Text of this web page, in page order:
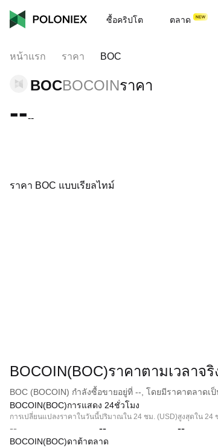
ซื้อคริปโต ตลาด
หน้าแรก ราคา BOC
BOCBOCOINราคา
----
ราคา BOC แบบเรียลไทม์
BOCOIN(BOC)ราคาตามเวลาจริ
BOC (BOCOIN) กำลังซื้อขายอยู่ที่ --, โดยมีราคาตลาดเป็
BOCOIN(BOC)การแสดง 24ชั่วโมง
การเปลี่ยนแปลงราคาในวันนี้
--
ปริมาณใน 24 ชม. (USD)
--
สูงสุดใน 24
--
BOCOIN(BOC)ดาต้าตลาด